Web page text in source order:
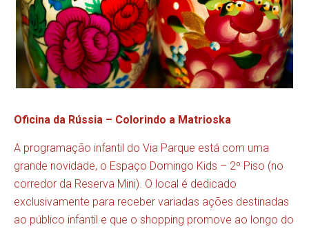
Oficina da Rússia – Colorindo a Matrioska
A programação infantil do Via Parque está com uma
grande novidade, o Espaço Domingo Kids – 2º Piso (no
corredor da Reserva Mini). O local é dedicado
exclusivamente para receber variadas ações destinadas
ao público infantil e que o shopping promove ao longo do